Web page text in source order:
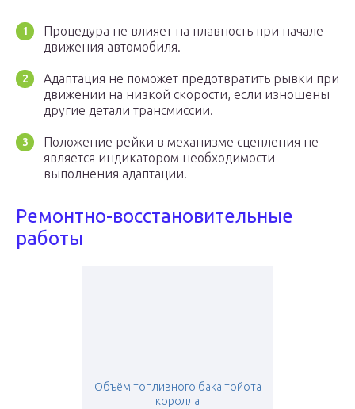
Процедура не влияет на плавность при начале
движения автомобиля.
Адаптация не поможет предотвратить рывки при
движении на низкой скорости, если изношены
другие детали трансмиссии.
Положение рейки в механизме сцепления не
является индикатором необходимости
выполнения адаптации.
Ремонтно-восстановительные
работы
Объём топливного бака тойота
королла